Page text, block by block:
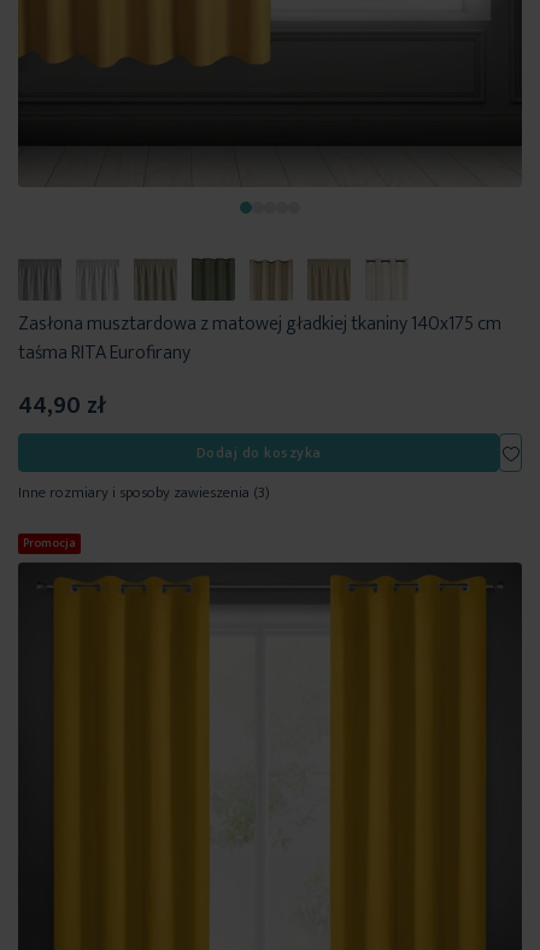
Zasłona musztardowa z matowej gładkiej tkaniny 140x175 cm
taśma RITA Eurofirany
44,90 zł
Dodaj do koszyka
Inne rozmiary i sposoby zawieszenia (3)
Promocja